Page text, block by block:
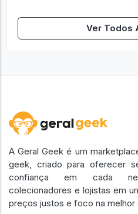
Ver Todos
A Geral Geek é um
geek, criado para oferecer
confiança em cada
colecionadores e lojistas em
preços justos e foco na